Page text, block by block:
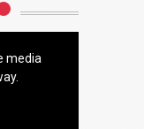
media